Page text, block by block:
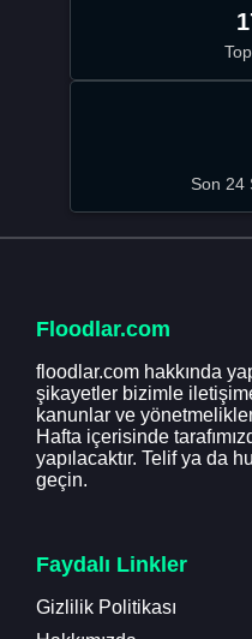
Son 24
Floodlar.com
floodlar.com hakkında
şikayetler bizimle
kanunlar ve
Hafta içerisinde
yapılacaktır. Telif ya da
geçin.
Faydalı Linkler
Gizlilik Politikası